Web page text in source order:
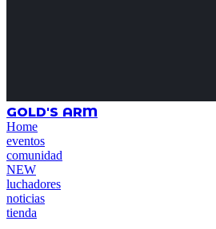
GOLD'S ARM
Home
eventos
comunidad
NEW
luchadores
noticias
tienda